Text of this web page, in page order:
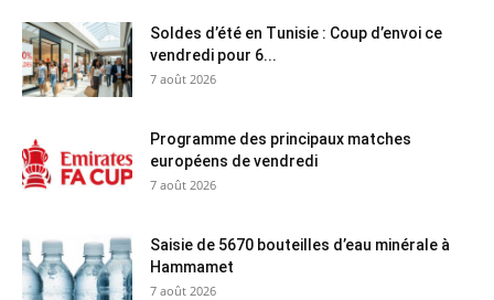
Soldes d’été en Tunisie : Coup d’envoi ce
vendredi pour 6...
7 août 2026
Programme des principaux matches
européens de vendredi
7 août 2026
Saisie de 5670 bouteilles d’eau minérale à
Hammamet
7 août 2026